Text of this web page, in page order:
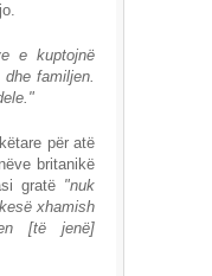
e kuptojnë
familjen.
për atë
britanikë
gratë "nuk
xhamish
[të jenë]